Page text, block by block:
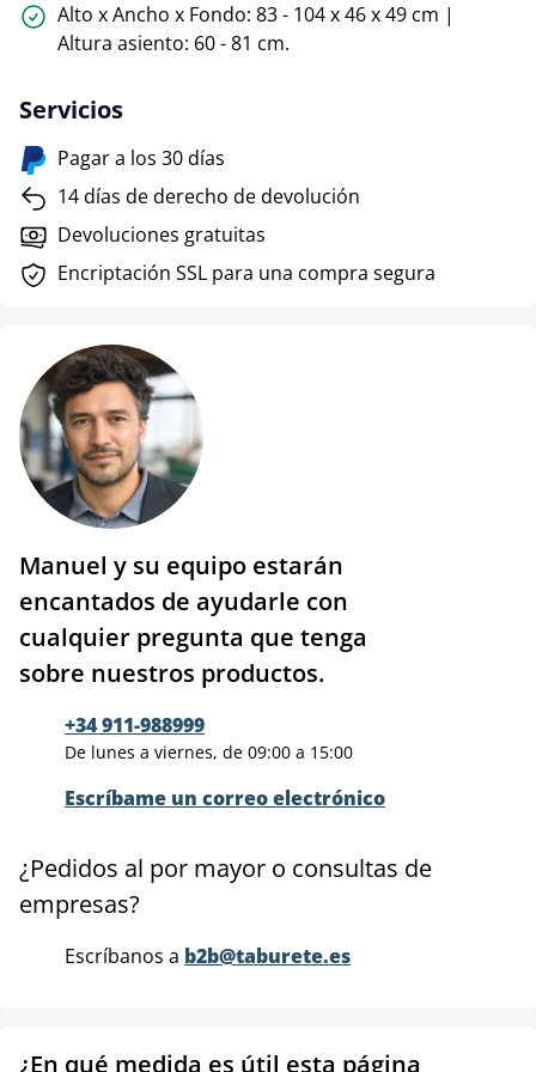
Alto x Ancho x Fondo: 83 - 104 x 46 x 49 cm |
Altura asiento: 60 - 81 cm.
Servicios
Pagar a los 30 días
14 días de derecho de devolución
Devoluciones gratuitas
Encriptación SSL para una compra segura
Manuel y su equipo estarán
encantados de ayudarle con
cualquier pregunta que tenga
sobre nuestros productos.
+34 911-988999
De lunes a viernes, de 09:00 a 15:00
Escríbame un correo electrónico
¿Pedidos al por mayor o consultas de
empresas?
Escríbanos a b2b@taburete.es
¿En qué medida es útil esta página